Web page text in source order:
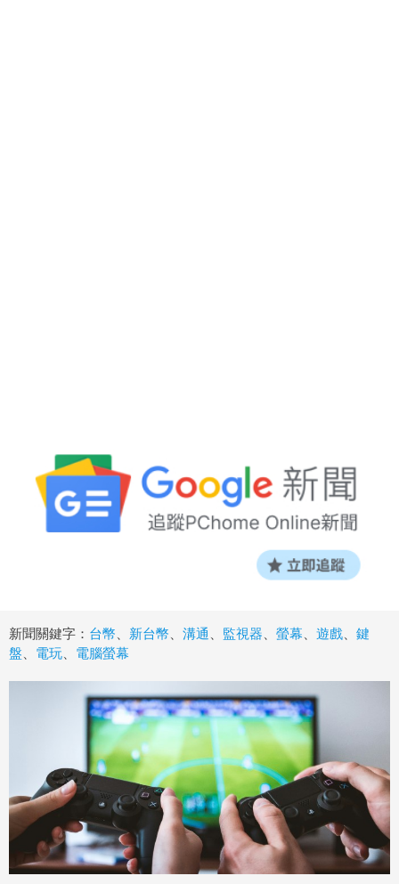
新聞關鍵字： 台幣 新台幣 溝通 監視器 螢幕 遊戲
鍵
盤
電玩 電腦螢幕